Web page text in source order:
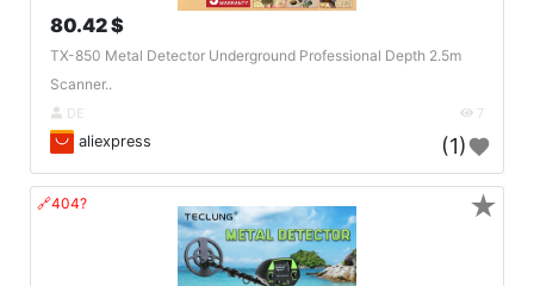
80.42 $
TX-850 Metal Detector Underground Professional Depth 2.5m
Scanner..
DE 7
aliexpress (1)
🔗404? ★